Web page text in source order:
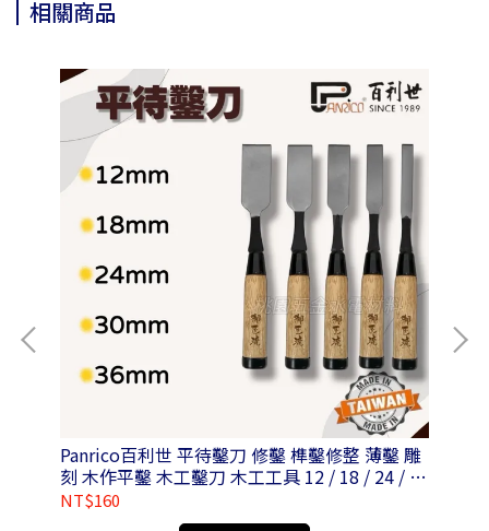
相關商品
Panrico百利世 平待鑿刀 修鑿 榫鑿修整 薄鑿 雕
刻 木作平鑿 木工鑿刀 木工工具 12 / 18 / 24 / 30
/ 36mm
NT$160